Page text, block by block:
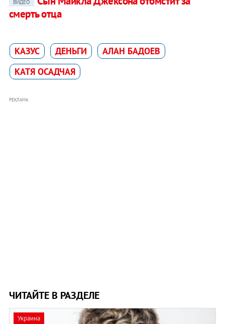
ВИДЕО
смерть отца
КАЗУС ДЕНЬГИ
АЛАН БАДОЕВ
КАТЯ ОСАДЧАЯ
РЕКЛАМА
ЧИТАЙТЕ В РАЗДЕЛЕ
Украина